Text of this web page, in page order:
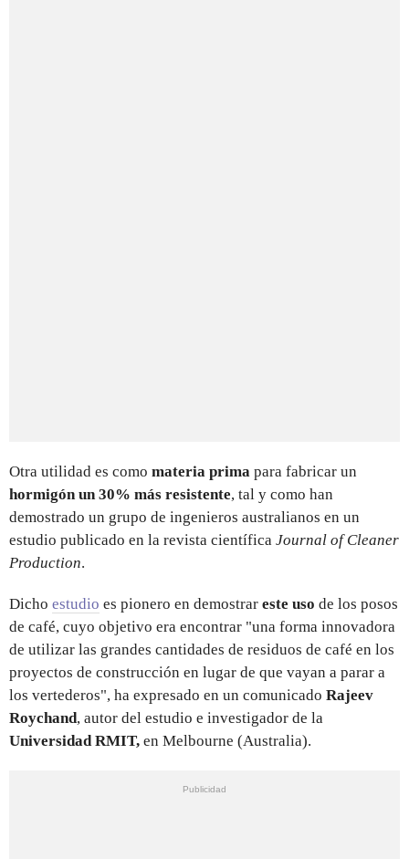
Otra utilidad es como materia prima para fabricar un
hormigón un 30% más resistente, tal y como han
demostrado un grupo de ingenieros australianos en un
estudio publicado en la revista científica Journal of Cleaner
Production.
Dicho estudio es pionero en demostrar este uso de los posos
de café, cuyo objetivo era encontrar "una forma innovadora
de utilizar las grandes cantidades de residuos de café en los
proyectos de construcción en lugar de que vayan a parar a
los vertederos", ha expresado en un comunicado Rajeev
Roychand, autor del estudio e investigador de la
Universidad RMIT, en Melbourne (Australia).